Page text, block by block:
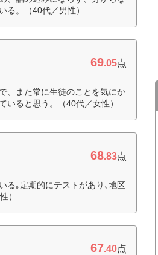
る。（40代／男性）
69.05点
、また常に生徒のことを気にか
いると思う。（40代／女性）
68.83点
る｡定期的にテストがあり､地区
）
67.40点